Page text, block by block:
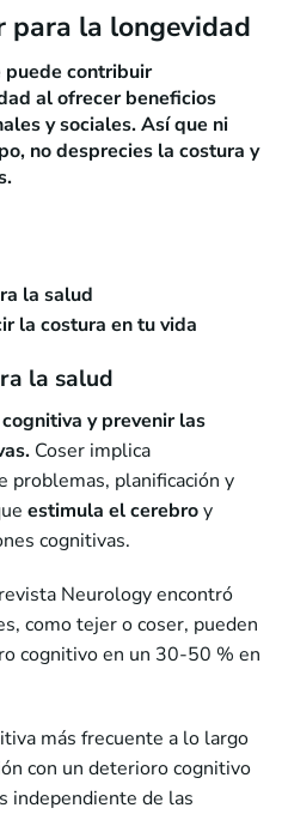
para la longevidad
puede contribuir
al ofrecer beneficios
y sociales. Así que ni
no desprecies la costura y
la salud
la costura en tu vida
la salud
y prevenir las
Coser implica
problemas, planificación y
estimula el cerebroy
cognitivas.
Neurology encontró
como tejer o coser, pueden
cognitivo en un 30-50 % en
más frecuente a lo largo
con un deterioro cognitivo
independiente de las